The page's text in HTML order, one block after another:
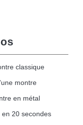
classique
montre
en métal
20 secondes